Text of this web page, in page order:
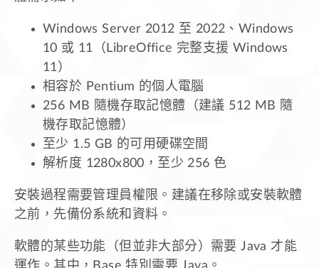
Windows Server 2012 至 2022、Windows
10 或 11（LibreOffice 完整支援 Windows
11）
相容於 Pentium 的個人電腦
256 MB 隨機存取記憶體（建議 512 MB 隨
機存取記憶體）
至少 1.5 GB 的可用硬碟空間
解析度 1280x800，至少 256 色
安裝過程需要管理員權限。建議在移除或安裝軟體
之前，先備份系統和資料。
軟體的某些功能（但並非大部分）需要 Java 才能